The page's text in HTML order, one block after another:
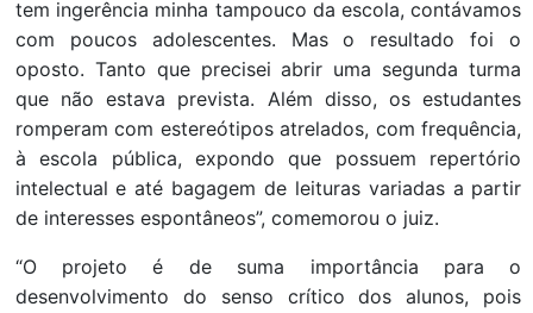
tem ingerência minha tampouco da escola, contávamos
com poucos adolescentes. Mas o resultado foi o
oposto. Tanto que precisei abrir uma segunda turma
que não estava prevista. Além disso, os estudantes
romperam com estereótipos atrelados, com frequência,
à escola pública, expondo que possuem repertório
intelectual e até bagagem de leituras variadas a partir
de interesses espontâneos”, comemorou o juiz.
“O projeto é de suma importância para o
desenvolvimento do senso crítico dos alunos, pois